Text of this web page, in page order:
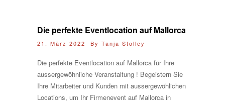
Die perfekte Eventlocation auf Mallorca
21. März 2022 By Tanja Stolley
Die perfekte Eventlocation auf Mallorca für Ihre
aussergewöhnliche Veranstaltung ! Begeistern Sie
Ihre Mitarbeiter und Kunden mit aussergewöhlichen
Locations, um Ihr Firmenevent auf Mallorca in